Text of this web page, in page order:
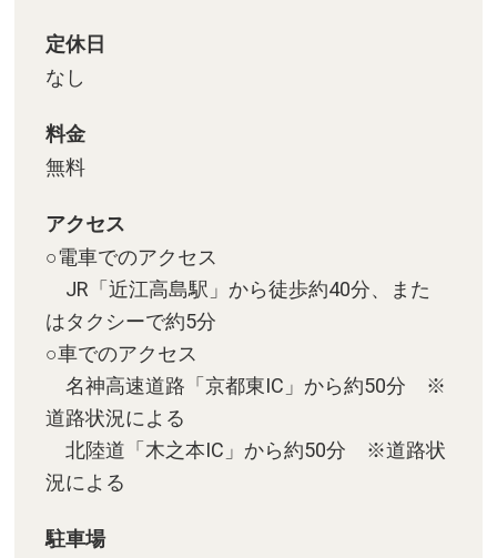
定休日
なし
料金
無料
アクセス
○電車でのアクセス
JR「近江高島駅」から徒歩約40分、また
はタクシーで約5分
○車でのアクセス
名神高速道路「京都東IC」から約50分 ※
道路状況による
北陸道「木之本IC」から約50分 ※道路状
況による
駐車場